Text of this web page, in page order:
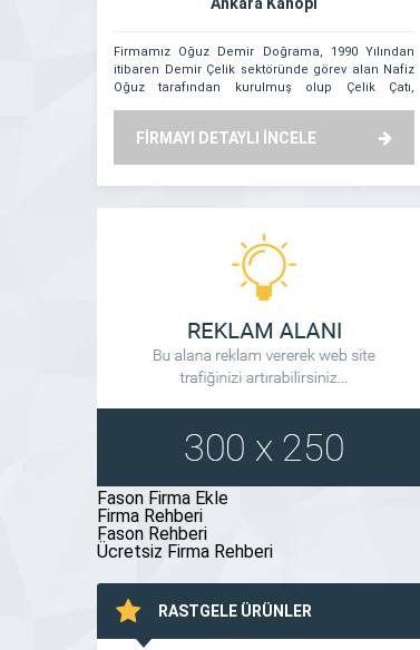
Ankara Kanopi
Firmamız Oğuz Demir Doğrama, 1990 Yılından
itibaren Demir Çelik sektöründe görev alan Nafiz
Oğuz tarafından kurulmuş olup Çelik Çatı,
montajını yapmaktadır. Kurulduğu günden bu
firmadır. […]
FİRMAYI DETAYLI İNCELE
Fason Firma Ekle
Firma Rehberi
Fason Rehberi
Ücretsiz Firma Rehberi
RASTGELE ÜRÜNLER